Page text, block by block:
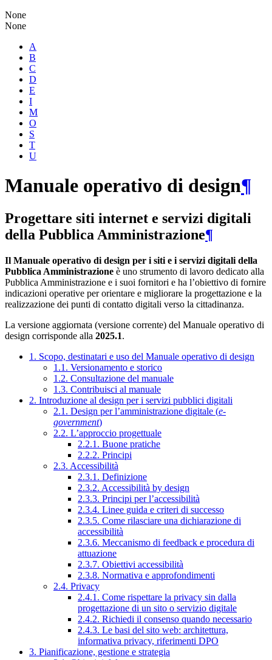
None
None
A
B
C
D
E
I
M
O
S
T
U
Manuale operativo di design¶
Progettare siti internet e servizi digitali
della Pubblica Amministrazione¶
Il Manuale operativo di design per i siti e i servizi digitali della
Pubblica Amministrazione è uno strumento di lavoro dedicato alla
Pubblica Amministrazione e i suoi fornitori e ha l’obiettivo di fornire
indicazioni operative per orientare e migliorare la progettazione e la
realizzazione dei punti di contatto digitali verso la cittadinanza.
La versione aggiornata (versione corrente) del Manuale operativo di
design corrisponde alla 2025.1.
1. Scopo, destinatari e uso del Manuale operativo di design
1.1. Versionamento e storico
1.2. Consultazione del manuale
1.3. Contribuisci al manuale
2. Introduzione al design per i servizi pubblici digitali
2.1. Design per l’amministrazione digitale (e-
government)
2.2. L’approccio progettuale
2.2.1. Buone pratiche
2.2.2. Principi
2.3. Accessibilità
2.3.1. Definizione
2.3.2. Accessibilità by design
2.3.3. Principi per l’accessibilità
2.3.4. Linee guida e criteri di successo
2.3.5. Come rilasciare una dichiarazione di
accessibilità
2.3.6. Meccanismo di feedback e procedura di
attuazione
2.3.7. Obiettivi accessibilità
2.3.8. Normativa e approfondimenti
2.4. Privacy
2.4.1. Come rispettare la privacy sin dalla
progettazione di un sito o servizio digitale
2.4.2. Richiedi il consenso quando necessario
2.4.3. Le basi del sito web: architettura,
informativa privacy, riferimenti DPO
3. Pianificazione, gestione e strategia